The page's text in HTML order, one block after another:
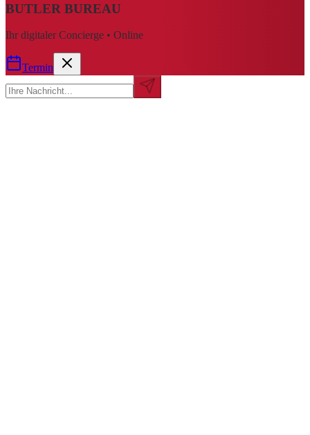
BUTLER BUREAU
Ihr digitaler Concierge • Online
Termin